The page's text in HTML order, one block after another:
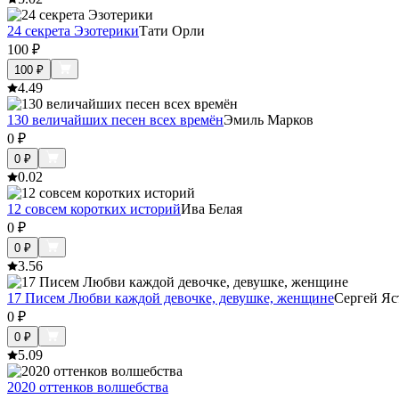
24 секрета ЭзотерикиТати Орли
100 ₽
100 ₽
4.49
130 величайших песен всех времёнЭмиль Марков
0 ₽
0 ₽
0.02
12 совсем коротких историйИва Белая
0 ₽
0 ₽
3.56
17 Писем Любви каждой девочке, девушке, женщинеСергей
0 ₽
0 ₽
5.09
2020 оттенков волшебства